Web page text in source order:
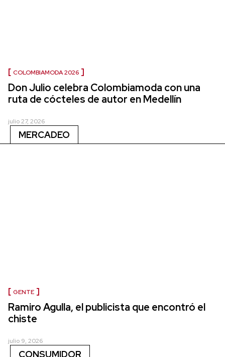
COLOMBIAMODA 2026
Don Julio celebra Colombiamoda con una
ruta de cócteles de autor en Medellín
julio 27, 2026
MERCADEO
GENTE
Ramiro Agulla, el publicista que encontró el
chiste
julio 9, 2026
CONSUMIDOR